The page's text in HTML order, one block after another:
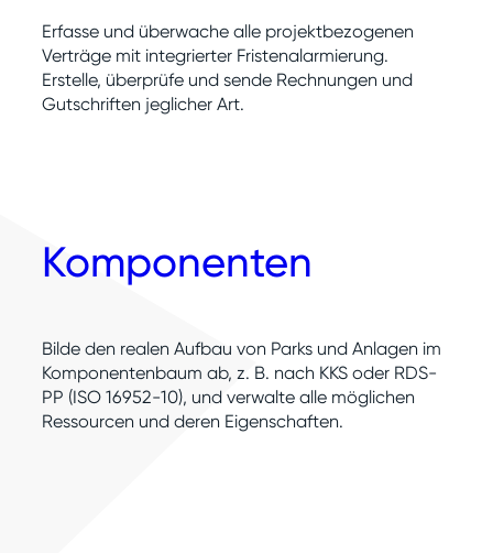
Erfasse und überwache alle projektbezogenen
Verträge mit integrierter Fristenalarmierung.
Erstelle, überprüfe und sende Rechnungen und
Gutschriften jeglicher Art.
Komponenten
Bilde den realen Aufbau von Parks und Anlagen im
Komponentenbaum ab, z. B. nach KKS oder RDS-
PP (ISO 16952-10), und verwalte alle möglichen
Ressourcen und deren Eigenschaften.